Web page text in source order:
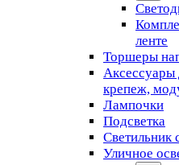
ленте
Торшеры
Аксессуары
крепеж,
Лампочки
Подсветка
Светильник
Уличное